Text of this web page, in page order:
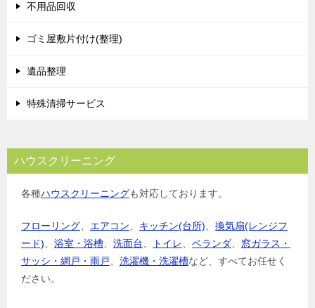
不用品回収
ゴミ屋敷片付け(整理)
遺品整理
特殊清掃サービス
ハウスクリーニング
各種ハウスクリーニングも対応しております。
フローリング エアコン キッチン(台所)
換気扇(レンジフ
ード)
浴室・浴槽 洗面台 トイレ ベランダ
窓ガラス・
サッシ・網戸・雨戸
洗濯機・洗濯槽など、すべてお任せく
ださい。